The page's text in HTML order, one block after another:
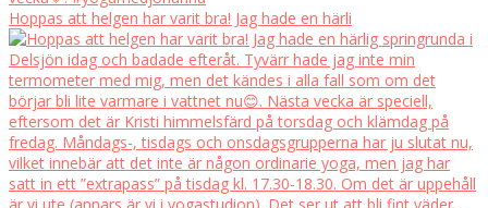
Hoppas att helgen har varit bra! Jag hade en härli